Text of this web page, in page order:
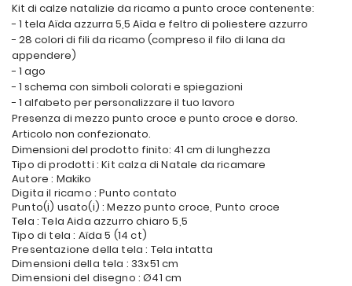
Kit di calze natalizie da ricamo a punto croce contenente:
- 1 tela Aïda azzurra 5,5 Aïda e feltro di poliestere azzurro
- 28 colori di fili da ricamo (compreso il filo di lana da
appendere)
- 1 ago
- 1 schema con simboli colorati e spiegazioni
- 1 alfabeto per personalizzare il tuo lavoro
Presenza di mezzo punto croce e punto croce e dorso.
Articolo non confezionato.
Dimensioni del prodotto finito: 41 cm di lunghezza
Tipo di prodotti : Kit calza di Natale da ricamare
Autore : Makiko
Digita il ricamo : Punto contato
Punto(i) usato(i) : Mezzo punto croce, Punto croce
Tela : Tela Aida azzurro chiaro 5,5
Tipo di tela : Aïda 5 (14 ct)
Presentazione della tela : Tela intatta
Dimensioni della tela : 33x51 cm
Dimensioni del disegno : Ø41 cm